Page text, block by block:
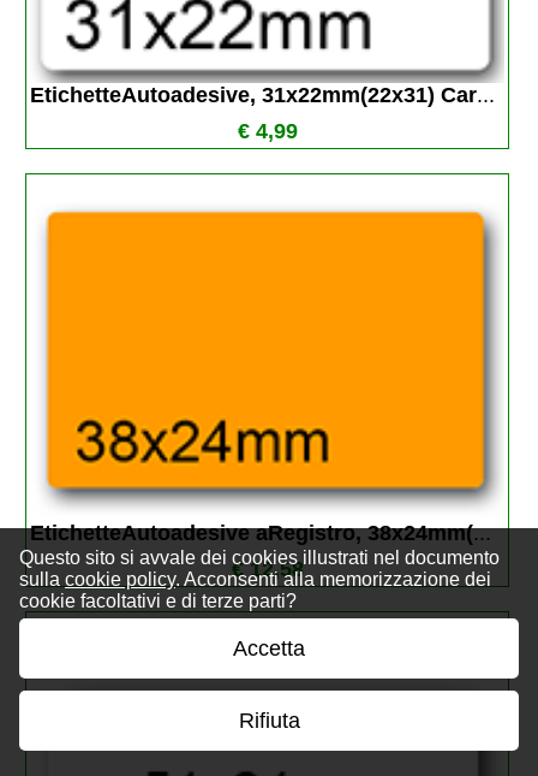
Questo sito si avvale dei cookies illustrati nel documento
sulla cookie policy. Acconsenti alla memorizzazione dei
cookie facoltativi e di terze parti?
Accetta
Rifiuta
EtichetteAutoadesive, 31x22mm(22x31) Car...
€ 4,99
EtichetteAutoadesive aRegistro, 38x24mm(...
€ 12,58